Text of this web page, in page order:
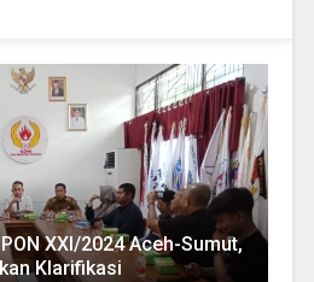
XXI/2024 Aceh-Sumut,
Klarifikasi